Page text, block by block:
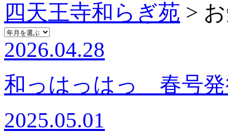
四天王寺和らぎ苑 >
2026.04.28
和っはっはっ 春号
2025.05.01